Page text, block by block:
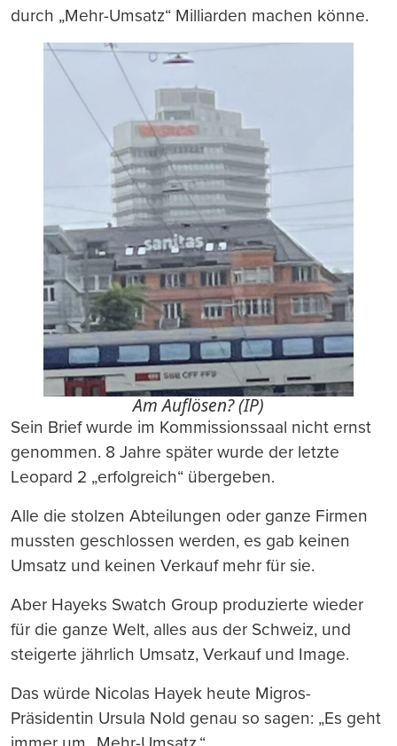
durch „Mehr-Umsatz“ Milliarden machen könne.
Am Auflösen? (IP)
Sein Brief wurde im Kommissionssaal nicht ernst
genommen. 8 Jahre später wurde der letzte
Leopard 2 „erfolgreich“ übergeben.
Alle die stolzen Abteilungen oder ganze Firmen
mussten geschlossen werden, es gab keinen
Umsatz und keinen Verkauf mehr für sie.
Aber Hayeks Swatch Group produzierte wieder
für die ganze Welt, alles aus der Schweiz, und
steigerte jährlich Umsatz, Verkauf und Image.
Das würde Nicolas Hayek heute Migros-
Präsidentin Ursula Nold genau so sagen: „Es geht